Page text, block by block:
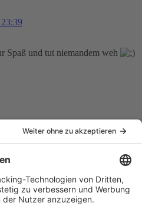
Spaß und tut niemandem weh